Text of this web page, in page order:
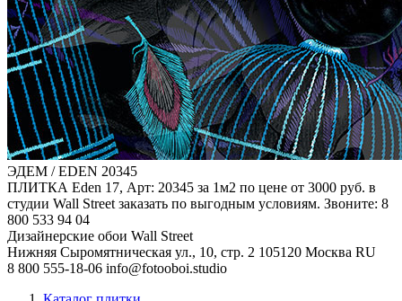
ЭДЕМ / EDEN 20345
ПЛИТКА Eden 17, Арт: 20345 за 1м2 по цене от 3000 руб. в
студии Wall Street заказать по выгодным условиям. Звоните: 8
800 533 94 04
Дизайнерские обои Wall Street
Нижняя Сыромятническая ул., 10, стр. 2 105120 Москва RU
8 800 555-18-06 info@fotooboi.studio